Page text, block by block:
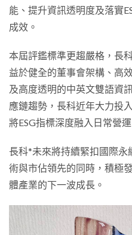
能、提升資訊透明度及落實
成效。
本屆評鑑標準更趨嚴格，長
益於健全的董事會架構、高
及高度透明的中英文雙語資
應鏈趨勢，長科近年大力投
將ESG指標深度融入日常營運
長科*未來將持續緊扣國際永
術與市佔領先的同時，積極
體產業的下一波成長。